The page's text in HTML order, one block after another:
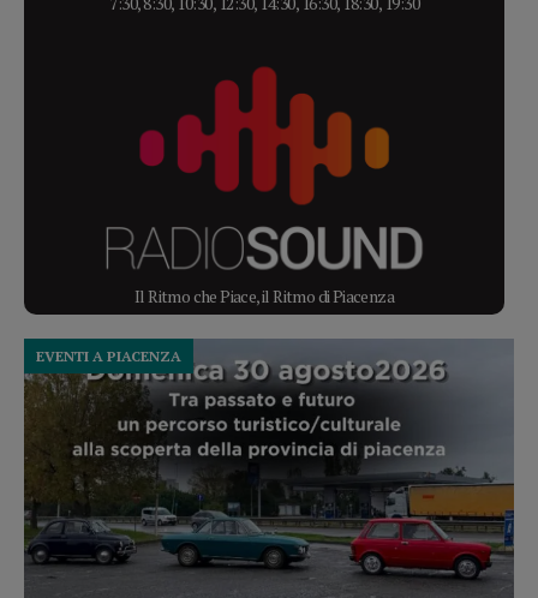
Il Ritmo che Piace, il Ritmo di Piacenza
EVENTI A PIACENZA